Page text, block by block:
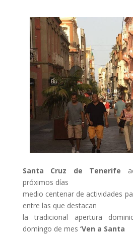
Santa Cruz de Tenerife
próximos días
medio centenar de actividades
entre las que destacan
la tradicional apertura
domingo de mes ‘Ven a Santa